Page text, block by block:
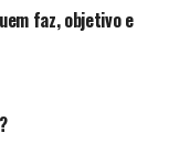
faz, objetivo e